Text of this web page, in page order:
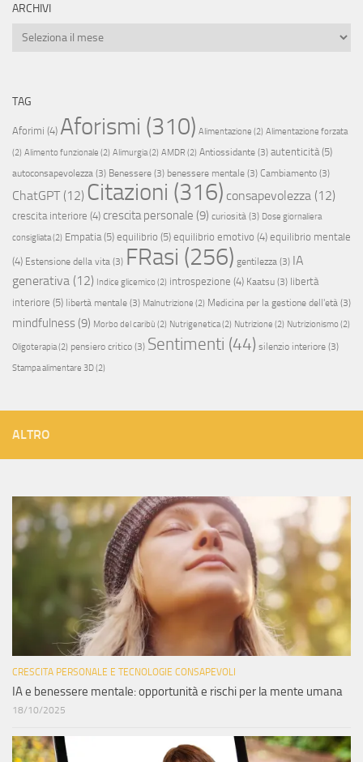
ARCHIVI
Archivi
TAG
Aforimi (4) Aforismi (310) Alimentazione (2) Alimentazione forzata
(2) Alimento funzionale (2) Alimurgia(2) AMDR (2) Antiossidante (3) autenticità (5)
autoconsapevolezza (3) Benessere (3) benessere mentale (3) Cambiamento (3)
ChatGPT(12) Citazioni (316) consapevolezza (12)
crescita interiore (4) crescita personale (9) curiosità (3) Dose giornaliera
consigliata(2) Empatia (5) equilibrio (5) equilibrio emotivo (4) equilibrio mentale
(4) Estensione della vita (3) FRasi (256) gentilezza (3) IA
generativa (12) Indice glicemico (2) introspezione (4) Kaatsu (3) libertà
interiore (5) libertà mentale (3) Malnutrizione (2) Medicina per la gestione dell'età (3)
mindfulness (9) Morbo del caribù (2) Nutrigenetica(2) Nutrizione (2) Nutrizionismo (2)
Oligoterapia(2) pensiero critico (3) Sentimenti (44) silenzio interiore (3)
Stampa alimentare 3D(2)
ALTRO
CRESCITA PERSONALE E TECNOLOGIE CONSAPEVOLI
IA e benessere mentale: opportunità e rischi per la mente umana
18/10/2025